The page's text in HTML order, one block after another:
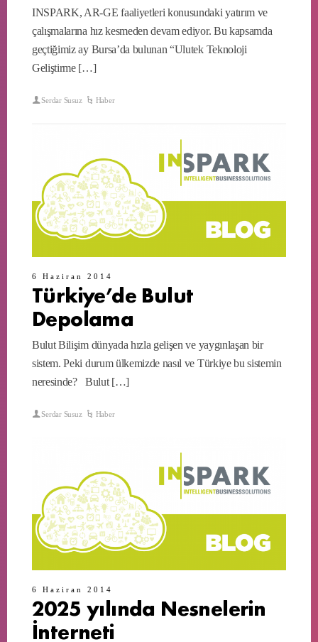
INSPARK, AR-GE faaliyetleri konusundaki yatırım ve
çalışmalarına hız kesmeden devam ediyor. Bu kapsamda
geçtiğimiz ay Bursa’da bulunan “Ulutek Teknoloji
Geliştirme […]
Serdar Susuz Haber
6 Haziran 2014
Türkiye’de Bulut
Depolama
Bulut Bilişim dünyada hızla gelişen ve yaygınlaşan bir
sistem. Peki durum ülkemizde nasıl ve Türkiye bu sistemin
neresinde? Bulut […]
Serdar Susuz Haber
6 Haziran 2014
2025 yılında Nesnelerin
İnterneti